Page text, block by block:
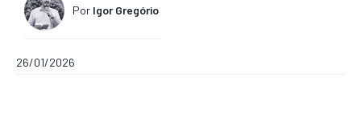
Por Igor Gregório
26/01/2026